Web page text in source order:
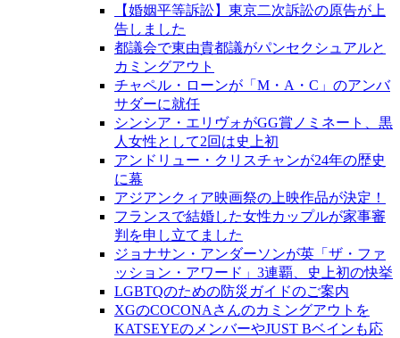
【婚姻平等訴訟】東京二次訴訟の原告が上
告しました
都議会で東由貴都議がパンセクシュアルと
カミングアウト
チャペル・ローンが「M・A・C」のアンバ
サダーに就任
シンシア・エリヴォがGG賞ノミネート、黒
人女性として2回は史上初
アンドリュー・クリスチャンが24年の歴史
に幕
アジアンクィア映画祭の上映作品が決定！
フランスで結婚した女性カップルが家事審
判を申し立てました
ジョナサン・アンダーソンが英「ザ・ファ
ッション・アワード」3連覇、史上初の快挙
LGBTQのための防災ガイドのご案内
XGのCOCONAさんのカミングアウトを
KATSEYEのメンバーやJUST Bベインも応